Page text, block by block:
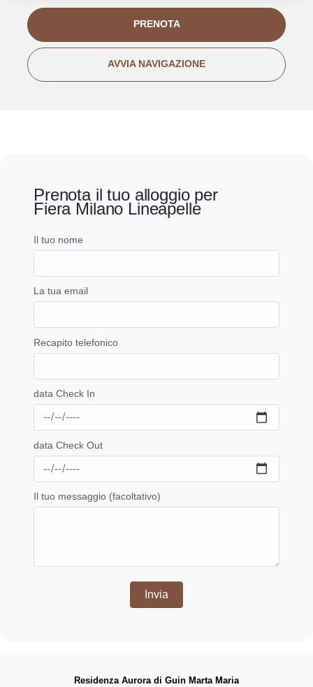
PRENOTA
AVVIA NAVIGAZIONE
Prenota il tuo alloggio per
Fiera Milano Lineapelle
Il tuo nome
La tua email
Recapito telefonico
data Check In
data Check Out
Il tuo messaggio (facoltativo)
Residenza Aurora di Guin Marta Maria